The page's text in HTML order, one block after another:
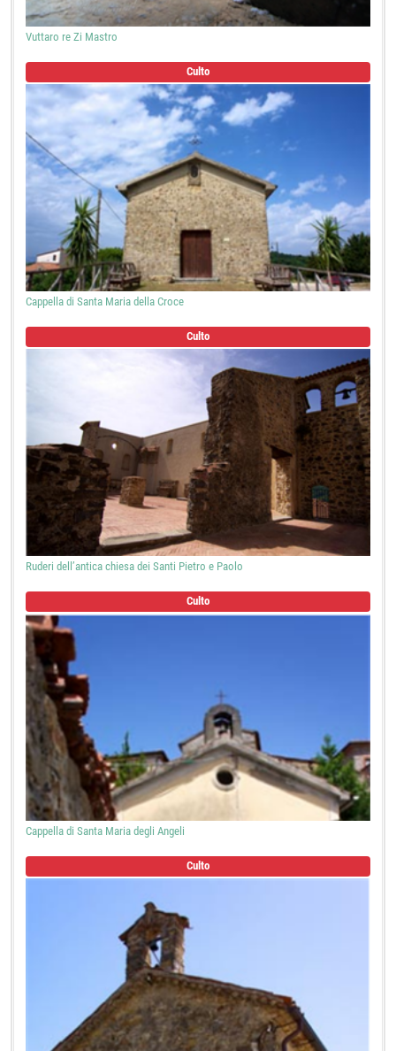
Cappella di Santa Maria della Croce
Ruderi dell’antica chiesa dei Santi Pietro e Paolo
Culto
Cappella di Santa Maria degli Angeli